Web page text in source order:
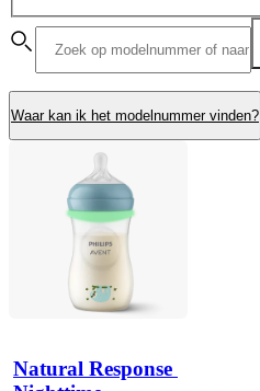
Waar kan ik het modelnummer vinden?
Natural Response